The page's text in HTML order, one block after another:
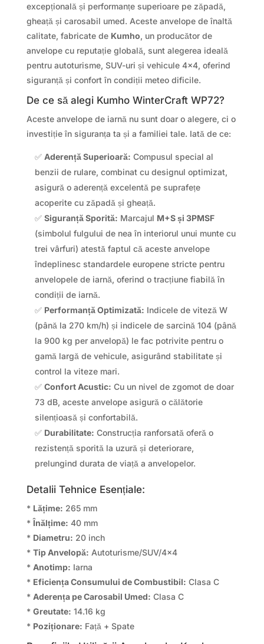
excepțională și performanțe superioare pe zăpadă,
gheață și carosabil umed. Aceste anvelope de înaltă
calitate, fabricate de Kumho, un producător de
anvelope cu reputație globală, sunt alegerea ideală
pentru autoturisme, SUV-uri și vehicule 4×4, oferind
siguranță și confort în condiții meteo dificile.
De ce să alegi Kumho WinterCraft WP72?
Aceste anvelope de iarnă nu sunt doar o alegere, ci o
investiție în siguranța ta și a familiei tale. Iată de ce:
✅ Aderență Superioară: Compusul special al
benzii de rulare, combinat cu designul optimizat,
asigură o aderență excelentă pe suprafețe
acoperite cu zăpadă și gheață.
✅ Siguranță Sporită: Marcajul M+S și 3PMSF
(simbolul fulgului de nea în interiorul unui munte cu
trei vârfuri) atestă faptul că aceste anvelope
îndeplinesc standardele europene stricte pentru
anvelopele de iarnă, oferind o tracțiune fiabilă în
condiții de iarnă.
✅ Performanță Optimizată: Indicele de viteză W
(până la 270 km/h) și indicele de sarcină 104 (până
la 900 kg per anvelopă) le fac potrivite pentru o
gamă largă de vehicule, asigurând stabilitate și
control la viteze mari.
✅ Confort Acustic: Cu un nivel de zgomot de doar
73 dB, aceste anvelope asigură o călătorie
silențioasă și confortabilă.
✅ Durabilitate: Construcția ranforsată oferă o
rezistență sporită la uzură și deteriorare,
prelungind durata de viață a anvelopelor.
Detalii Tehnice Esențiale:
* Lățime: 265 mm
*Înălțime: 40 mm
* Diametru: 20 inch
* Tip Anvelopă: Autoturisme/SUV/4×4
* Anotimp: Iarna
* Eficiența Consumului de Combustibil: Clasa C
* Aderența pe Carosabil Umed: Clasa C
* Greutate: 14.16 kg
* Poziționare: Față + Spate